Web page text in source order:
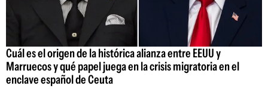
Cuál es el origen de la histórica alianza entre EEUU y
Marruecos y qué papel juega en la crisis migratoria en el
enclave español de Ceuta